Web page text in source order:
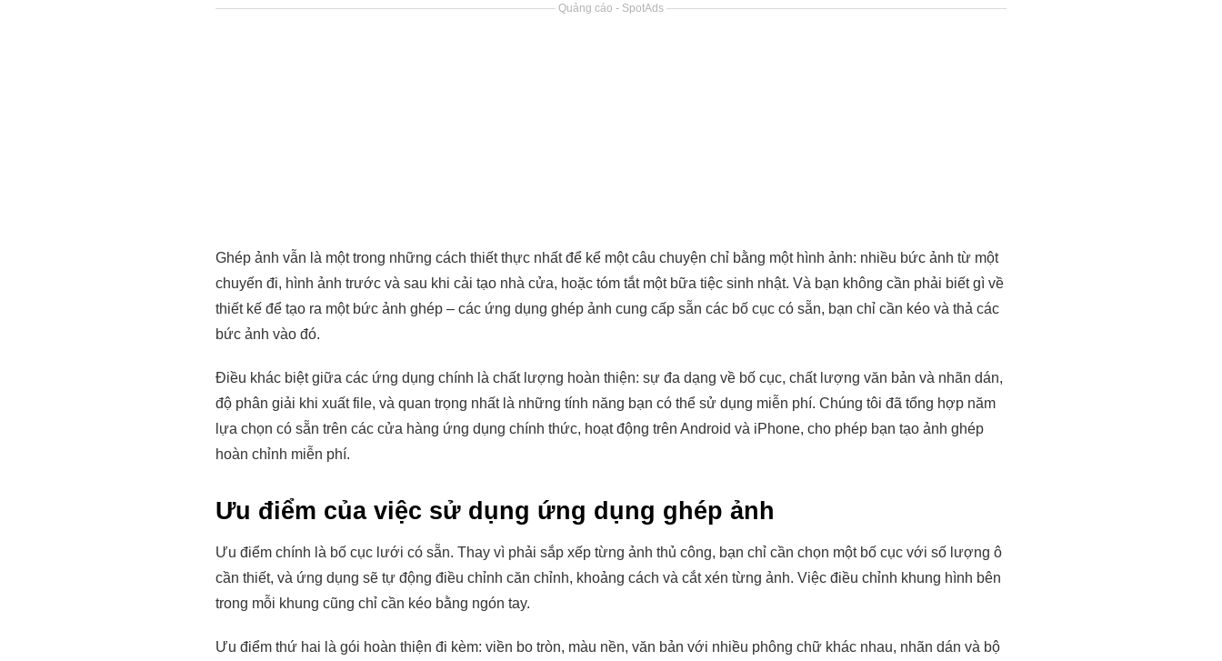
Quảng cáo - SpotAds
Ghép ảnh vẫn là một trong những cách thiết thực nhất để kể một câu chuyện chỉ bằng một hình ảnh: nhiều bức ảnh từ một
chuyến đi, hình ảnh trước và sau khi cải tạo nhà cửa, hoặc tóm tắt một bữa tiệc sinh nhật. Và bạn không cần phải biết gì về
thiết kế để tạo ra một bức ảnh ghép – các ứng dụng ghép ảnh cung cấp sẵn các bố cục có sẵn, bạn chỉ cần kéo và thả các
bức ảnh vào đó.
Điều khác biệt giữa các ứng dụng chính là chất lượng hoàn thiện: sự đa dạng về bố cục, chất lượng văn bản và nhãn dán,
độ phân giải khi xuất file, và quan trọng nhất là những tính năng bạn có thể sử dụng miễn phí. Chúng tôi đã tổng hợp năm
lựa chọn có sẵn trên các cửa hàng ứng dụng chính thức, hoạt động trên Android và iPhone, cho phép bạn tạo ảnh ghép
hoàn chỉnh miễn phí.
Ưu điểm của việc sử dụng ứng dụng ghép ảnh
Ưu điểm chính là bố cục lưới có sẵn. Thay vì phải sắp xếp từng ảnh thủ công, bạn chỉ cần chọn một bố cục với số lượng ô
cần thiết, và ứng dụng sẽ tự động điều chỉnh căn chỉnh, khoảng cách và cắt xén từng ảnh. Việc điều chỉnh khung hình bên
trong mỗi khung cũng chỉ cần kéo bằng ngón tay.
Ưu điểm thứ hai là gói hoàn thiện đi kèm: viền bo tròn, màu nền, văn bản với nhiều phông chữ khác nhau, nhãn dán và bộ